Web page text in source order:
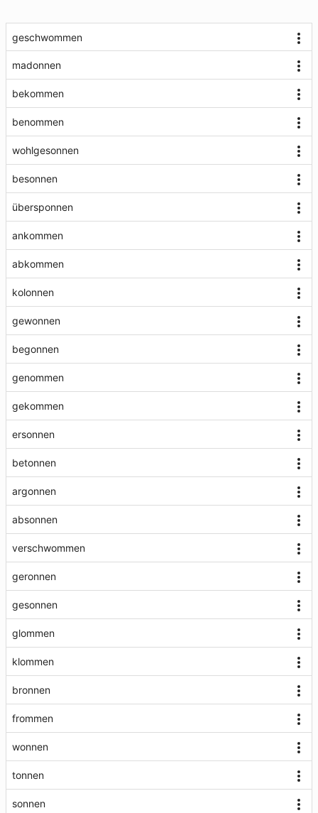
geschwommen
madonnen
bekommen
benommen
wohlgesonnen
besonnen
übersponnen
ankommen
abkommen
kolonnen
gewonnen
begonnen
genommen
gekommen
ersonnen
betonnen
argonnen
absonnen
verschwommen
geronnen
gesonnen
glommen
klommen
bronnen
frommen
wonnen
tonnen
sonnen